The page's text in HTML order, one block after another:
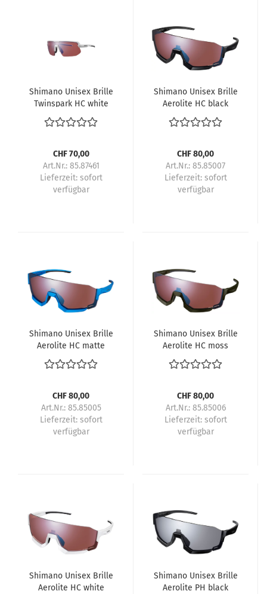
Shimano Unisex Brille
Twinspark HC white
CHF 70,00
Art.Nr.: 85.87461
Lieferzeit: sofort
verfügbar
Shimano Unisex Brille
Aerolite HC black
CHF 80,00
Art.Nr.: 85.85007
Lieferzeit: sofort
verfügbar
Shimano Unisex Brille
Aerolite HC matte
metallic blue
CHF 80,00
Art.Nr.: 85.85005
Lieferzeit: sofort
verfügbar
Shimano Unisex Brille
Aerolite HC moss
green
CHF 80,00
Art.Nr.: 85.85006
Lieferzeit: sofort
verfügbar
Shimano Unisex Brille
Aerolite HC white
Shimano Unisex Brille
Aerolite PH black